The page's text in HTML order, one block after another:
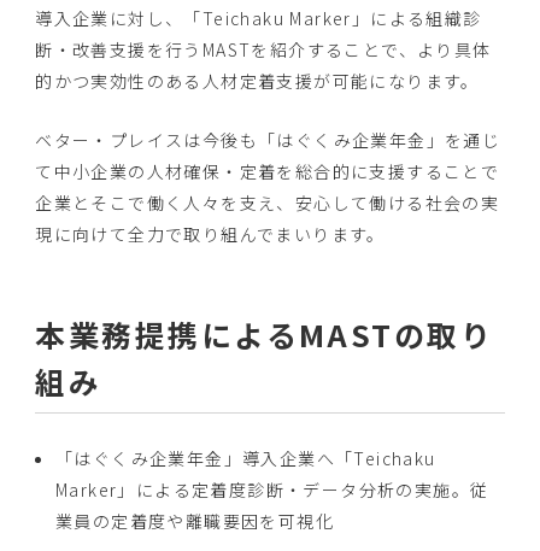
導入企業に対し、「Teichaku Marker」による組織診
断・改善支援を行うMASTを紹介することで、より具体
的かつ実効性のある人材定着支援が可能になります。
ベター・プレイスは今後も「はぐくみ企業年金」を通じ
て中小企業の人材確保・定着を総合的に支援することで
企業とそこで働く人々を支え、安心して働ける社会の実
現に向けて全力で取り組んでまいります。
本業務提携によるMASTの取り
組み
「はぐくみ企業年金」導入企業へ「Teichaku
Marker」による定着度診断・データ分析の実施。従
業員の定着度や離職要因を可視化